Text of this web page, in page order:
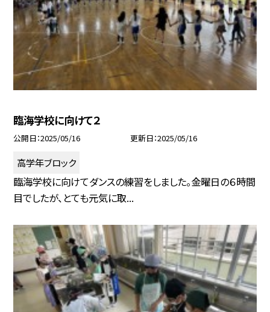
臨海学校に向けて２
公開日 2025/05/16 更新日 2025/05/16
高学年ブロック
臨海学校に向けてダンスの練習をしました。金曜日の６時間
目でしたが、とても元気に取...